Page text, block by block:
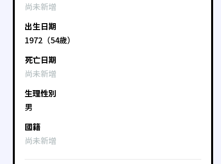
尚未新增
出生日期
1972（54歲）
死亡日期
尚未新增
生理性別
男
國籍
尚未新增